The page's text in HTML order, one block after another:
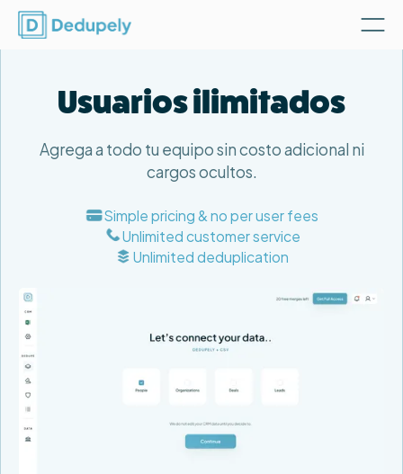
Usuarios ilimitados
Agrega a todo tu equipo sin costo adicional ni
cargos ocultos.
Simple pricing & no per user fees
Unlimited customer service
Unlimited deduplication